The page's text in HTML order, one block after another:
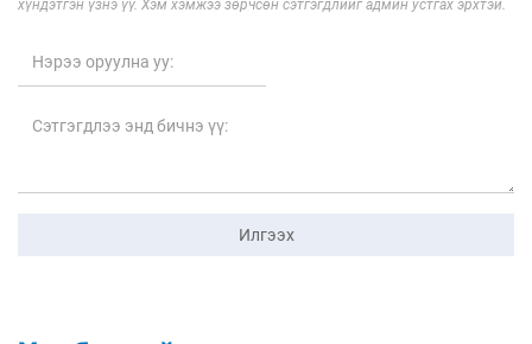
хүндэтгэн үзнэ үү. Хэм хэмжээ зөрчсөн сэтгэгдлийг админ устгах эрхтэй.
Илгээх